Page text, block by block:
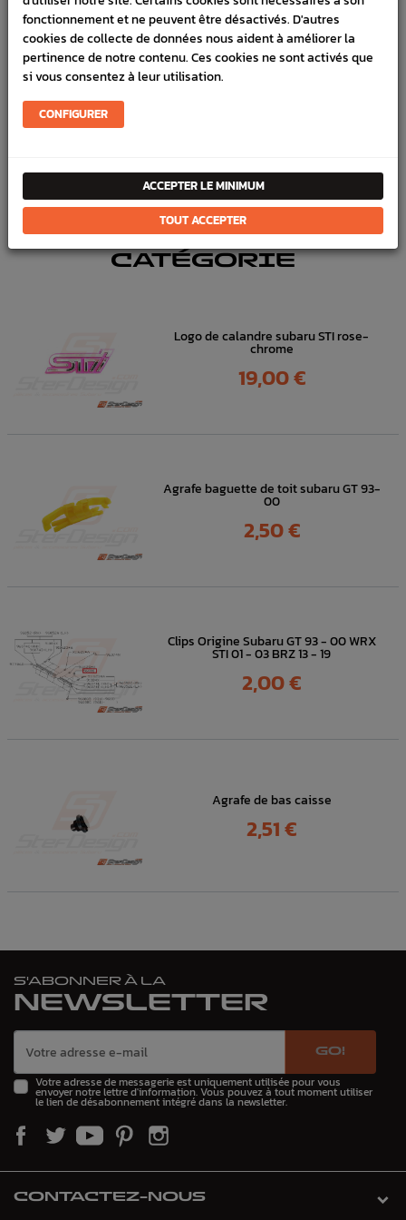
VÉHICULES COMPATIBLE
SCHÉMA CONSTRUCTEUR
Référence :1646
FICHE TECHNIQUE
DANSLA MÊME
CATÉGORIE
Logo de calandre subaru STI rose-
chrome
Prix
19,00 €
Agrafe baguette de toit subaru GT 93-
00
Prix
2,50 €
Clips Origine Subaru GT 93 - 00 WRX
STI 01 - 03 BRZ 13 - 19
Prix
2,00 €
Agrafe de bas caisse
Prix
2,51 €
S'ABONNER À LA
NEWSLETTER
GO!
Votre adresse de messagerie est uniquement utilisée pour vous
envoyer notre lettre d'information. Vous pouvez à tout moment utiliser
le lien de désabonnement intégré dans la newsletter.
CONTACTEZ-NOUS
fonctionnement et ne peuvent être désactivés. D'autres
cookies de collecte de données nous aident à améliorer la
pertinence de notre contenu. Ces cookies ne sont activés que
si vous consentez à leur utilisation.
CONFIGURER
ACCEPTER LE MINIMUM
TOUT ACCEPTER